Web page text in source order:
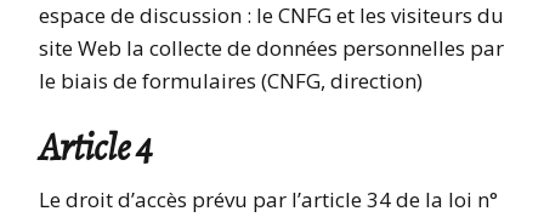
espace de discussion : le CNFG et les visiteurs du
site Web la collecte de données personnelles par
le biais de formulaires (CNFG, direction)
Article 4
Le droit d’accès prévu par l’article 34 de la loi n°